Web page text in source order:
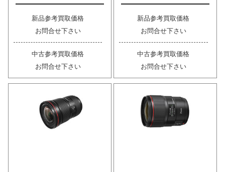
新品参考買取価格
お問合せ下さい
中古参考買取価格
お問合せ下さい
新品参考買取価格
お問合せ下さい
中古参考買取価格
お問合せ下さい